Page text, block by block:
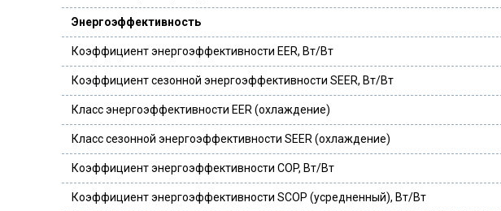
Энергоэффективность
Коэффициент энергоэффективности EER, Вт/Вт
Коэффициент сезонной энергоэффективности SEER, Вт/Вт
Класс энергоэффективности EER (охлаждение)
Класс сезонной энергоэффективности SEER (охлаждение)
Коэффициент энергоэффективности COP, Вт/Вт
Коэффициент энергоэффективности SCOP (усредненный), Вт/Вт